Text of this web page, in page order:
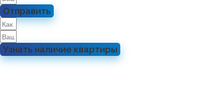
Отправить
Узнать наличие квартиры